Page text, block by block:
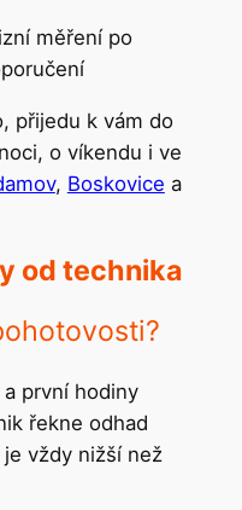
měření po
přijedu k vám do
o víkendu i ve
, Boskovice a
od technika
první hodiny
řekne odhad
vždy nižší než